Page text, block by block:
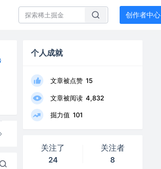
创作者中心
个人成就
文章被点赞 15
文章被阅读 4,832
掘力值 101
关注了
24
关注者
8